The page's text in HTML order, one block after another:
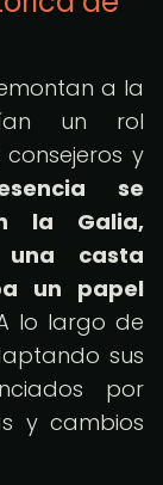
a la
un rol
y
se
la Galia,
casta
un papel
lo largo de
sus
por
y cambios